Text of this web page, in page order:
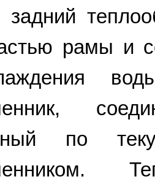
задний
рамы и
по